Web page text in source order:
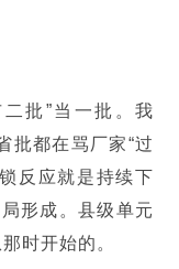
二批”当一批。我
批都在骂厂家“过
反应就是持续下
局形成。县级单元
时开始的。